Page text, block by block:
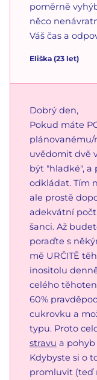
poměrně
něco
Váš čas a
Eliška (23 let)
Dobrý den,
Pokud máte
uvědomit dvě
být "hladké",
odkládat. Tím
ale prostě
adekvátní
šanci. Až
poraďte s
mě URČITĚ
inositolu
celého
60%
cukrovku a
typu. Proto
stravu a pohyb
Kdybyste si o
promluvit (teď